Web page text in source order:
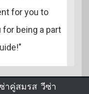
for you to
being a part
าคู่สมรส ,วีซ่า